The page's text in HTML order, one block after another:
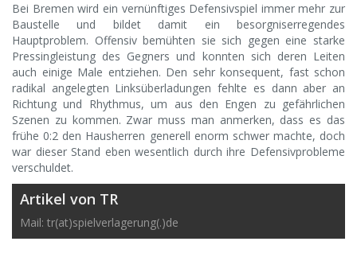
Bei Bremen wird ein vernünftiges Defensivspiel immer mehr zur
Baustelle und bildet damit ein besorgniserregendes
Hauptproblem. Offensiv bemühten sie sich gegen eine starke
Pressingleistung des Gegners und konnten sich deren Leiten
auch einige Male entziehen. Den sehr konsequent, fast schon
radikal angelegten Linksüberladungen fehlte es dann aber an
Richtung und Rhythmus, um aus den Engen zu gefährlichen
Szenen zu kommen. Zwar muss man anmerken, dass es das
frühe 0:2 den Hausherren generell enorm schwer machte, doch
war dieser Stand eben wesentlich durch ihre Defensivprobleme
verschuldet.
Artikel von TR
Mail: tr(at)spielverlagerung(.)de